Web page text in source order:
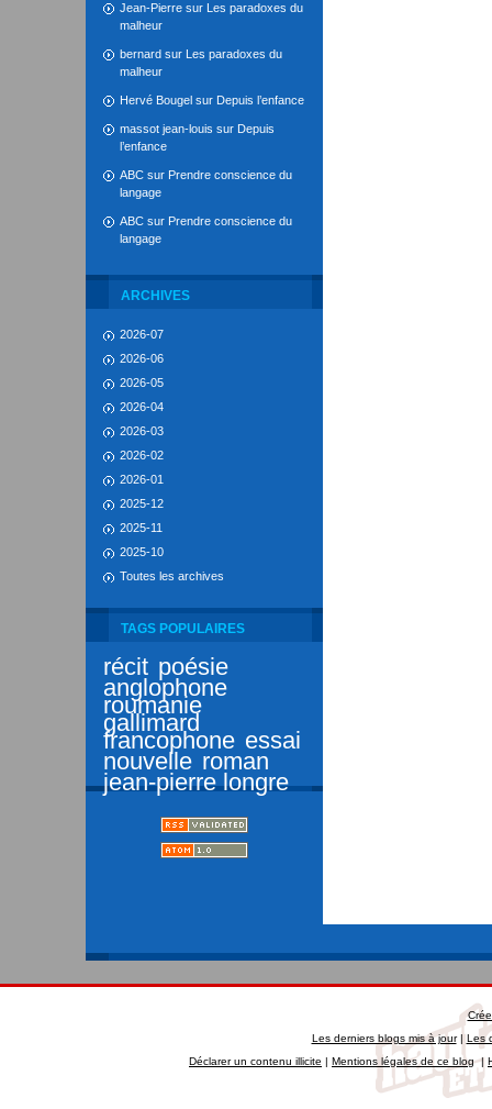
Jean-Pierre sur Les paradoxes du
malheur
bernard sur Les paradoxes du
malheur
Hervé Bougel sur Depuis l’enfance
massot jean-louis sur Depuis
l’enfance
ABC sur Prendre conscience du
langage
ABC sur Prendre conscience du
langage
ARCHIVES
2026-07
2026-06
2026-05
2026-04
2026-03
2026-02
2026-01
2025-12
2025-11
2025-10
Toutes les archives
TAGS POPULAIRES
récit poésie
anglophone
roumanie
gallimard
francophone essai
nouvelle roman
jean-pierre longre
Les derniers blogs mis à jour|Les
Déclarer un contenu illicite | Mentions légales de ce blog|